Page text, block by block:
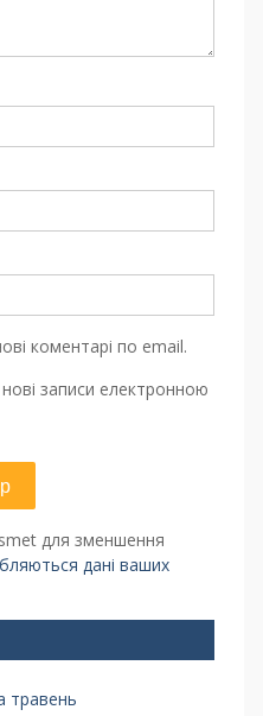
коментарі по email.
записи електронною
для зменшення
дані ваших
травень